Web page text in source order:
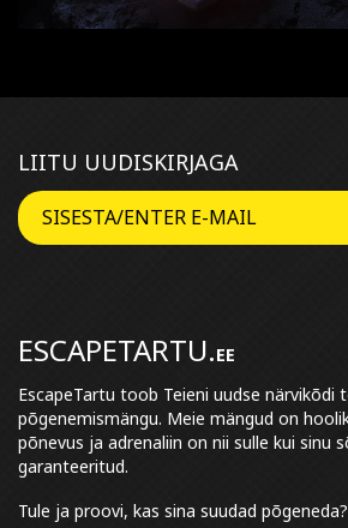
LIITU UUDISKIRJAGA
ESCAPETARTU.EE
EscapeTartu toob Teieni uudse närvikõdi
põgenemismängu. Meie mängud on
põnevus ja adrenaliin on nii sulle kui sinu
garanteeritud.
Tule ja proovi, kas sina suudad põgeneda?